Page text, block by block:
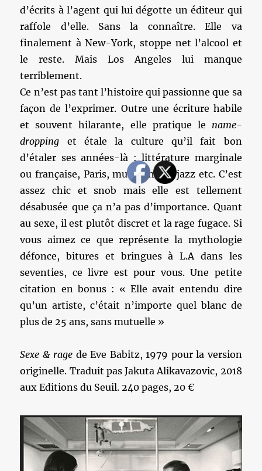
d’écrits à l’agent qui lui dégotte un éditeur qui
raffole d’elle. Sans la connaître. Elle va
finalement à New-York, stoppe net l’alcool et
le reste. Mais Los Angeles lui manque
terriblement.
Ce n’est pas tant l’histoire qui passionne que sa
façon de l’exprimer. Outre une écriture habile
et souvent hilarante, elle pratique le name-
dropping et étale la culture qu’il fait bon
d’étaler ses années-là : littérature marginale
ou française, Paris, musiciens de jazz etc. C’est
assez chic et snob mais elle est tellement
désabusée que ça n’a pas d’importance. Quant
au sexe, il est plutôt discret et la rage fugace. Si
vous aimez ce que représente la mythologie
défonce, bitures et bringues à L.A dans les
seventies, ce livre est pour vous. Une petite
citation en bonus : « Elle avait entendu dire
qu’un artiste, c’était n’importe quel blanc de
plus de 25 ans, sans mutuelle »
Sexe & rage de Eve Babitz, 1979 pour la version
originelle. Traduit pas Jakuta Alikavazovic, 2018
aux Editions du Seuil. 240 pages, 20 €